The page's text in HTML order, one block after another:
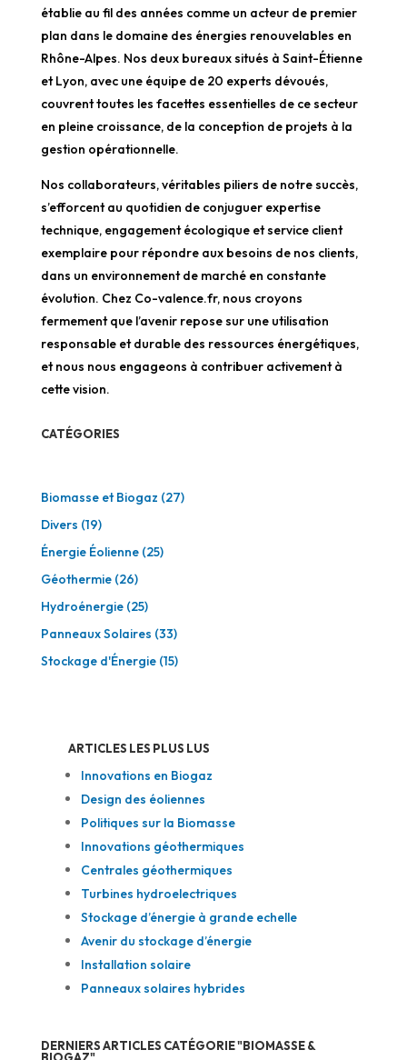
établie au fil des années comme un acteur de premier
plan dans le domaine des énergies renouvelables en
Rhône-Alpes. Nos deux bureaux situés à Saint-Étienne
et Lyon, avec une équipe de 20 experts dévoués,
couvrent toutes les facettes essentielles de ce secteur
en pleine croissance, de la conception de projets à la
gestion opérationnelle.
Nos collaborateurs, véritables piliers de notre succès,
s’efforcent au quotidien de conjuguer expertise
technique, engagement écologique et service client
exemplaire pour répondre aux besoins de nos clients,
dans un environnement de marché en constante
évolution. Chez Co-valence.fr, nous croyons
fermement que l’avenir repose sur une utilisation
responsable et durable des ressources énergétiques,
et nous nous engageons à contribuer activement à
cette vision.
CATÉGORIES
Biomasse et Biogaz (27)
Divers (19)
Énergie Éolienne(25)
Géothermie(26)
Hydroénergie(25)
Panneaux Solaires (33)
Stockage d'Énergie(15)
ARTICLES LES PLUS LUS
Innovations en Biogaz
Design des éoliennes
Politiques sur la Biomasse
Innovations géothermiques
Centrales géothermiques
Turbines hydroelectriques
Stockage d’énergie à grande echelle
Avenir du stockage d’énergie
Installation solaire
Panneaux solaires hybrides
DERNIERS ARTICLES CATÉGORIE "BIOMASSE &
BIOGAZ"